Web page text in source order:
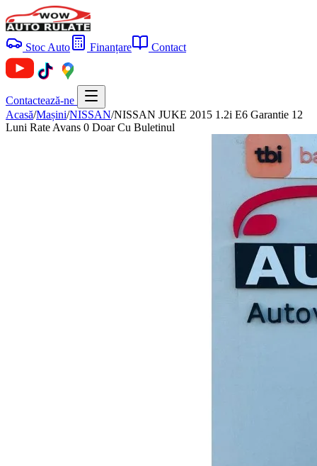
Stoc Auto Finanțare Contact
Contactează-ne
Acasă/Mașini/NISSAN/NISSAN JUKE 2015 1.2i E6 Garantie 12
Luni Rate Avans 0 Doar Cu Buletinul